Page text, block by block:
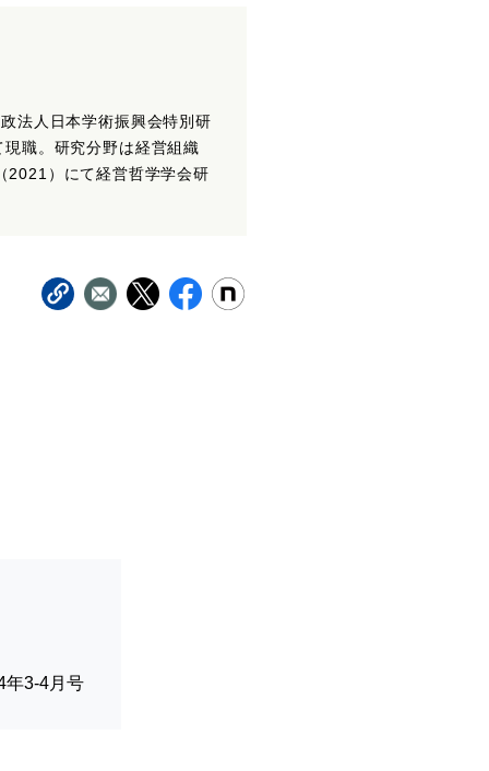
法人日本学術振興会特別研
職。研究分野は経営組織
2021）にて経営哲学学会研
年3-4月号